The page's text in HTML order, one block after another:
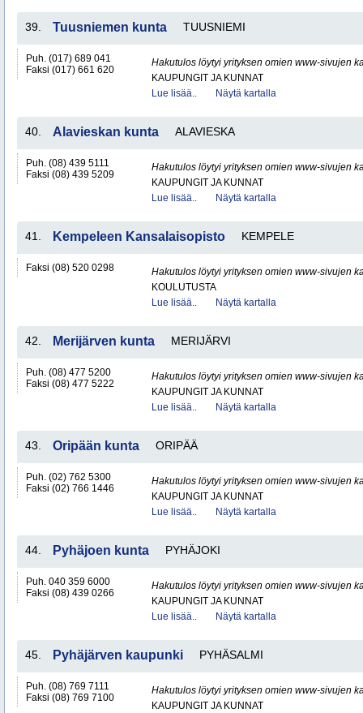
39. Tuusniemen kunta TUUSNIEMI
Puh. (017) 689 041
Faksi (017) 661 620
Hakutulos löytyi yrityksen omien www-sivujen
KAUPUNGIT JA KUNNAT
Lue lisää..
Näytä kartalla
40. Alavieskan kunta ALAVIESKA
Puh. (08) 439 5111
Faksi (08) 439 5209
Hakutulos löytyi yrityksen omien www-sivujen
KAUPUNGIT JA KUNNAT
Lue lisää..
Näytä kartalla
41. Kempeleen Kansalaisopisto KEMPELE
Faksi (08) 520 0298
Hakutulos löytyi yrityksen omien www-sivujen
KOULUTUSTA
Lue lisää..
Näytä kartalla
42. Merijärven kunta MERIJÄRVI
Puh. (08) 477 5200
Faksi (08) 477 5222
Hakutulos löytyi yrityksen omien www-sivujen
KAUPUNGIT JA KUNNAT
Lue lisää..
Näytä kartalla
43. Oripään kunta ORIPÄÄ
Puh. (02) 762 5300
Faksi (02) 766 1446
Hakutulos löytyi yrityksen omien www-sivujen
KAUPUNGIT JA KUNNAT
Lue lisää..
Näytä kartalla
44. Pyhäjoen kunta PYHÄJOKI
Puh. 040 359 6000
Faksi (08) 439 0266
Hakutulos löytyi yrityksen omien www-sivujen
KAUPUNGIT JA KUNNAT
Lue lisää..
Näytä kartalla
45. Pyhäjärven kaupunki PYHÄSALMI
Puh. (08) 769 7111
Faksi (08) 769 7100
Hakutulos löytyi yrityksen omien www-sivujen
KAUPUNGIT JA KUNNAT